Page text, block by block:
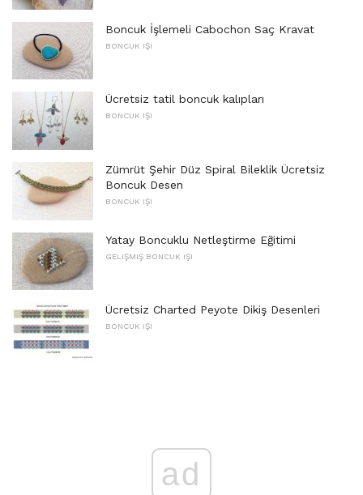
Boncuk İşlemeli Cabochon Saç Kravat
BONCUK IŞI
Ücretsiz tatil boncuk kalıpları
BONCUK IŞI
Zümrüt Şehir Düz Spiral Bileklik Ücretsiz
Boncuk Desen
BONCUK IŞI
Yatay Boncuklu Netleştirme Eğitimi
GELIŞMIŞ BONCUK IŞI
Ücretsiz Charted Peyote Dikiş Desenleri
BONCUK IŞI
ad